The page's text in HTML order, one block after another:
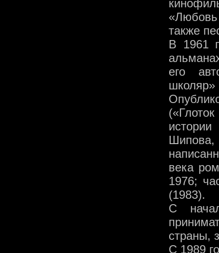
также
В 1961
его
века
1976;
(1983).
С
страны,
С 1989